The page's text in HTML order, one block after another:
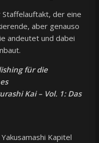
der eine
aber genauso
andeutet und dabei
für die
Kai – Vol. 1: Das
Kapitel